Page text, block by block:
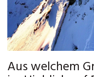
Aus welchem